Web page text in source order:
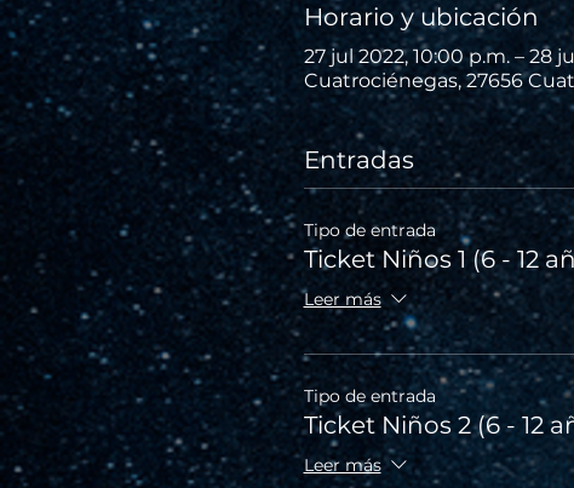
Horario y ubicación
27 jul 2022, 10:00 p.m. – 28
Cuatrociénegas, 27656
Entradas
Tipo de entrada
Ticket Niños 1 (6 - 12
Leer más
Tipo de entrada
Ticket Niños 2 (6 - 12
Leer más